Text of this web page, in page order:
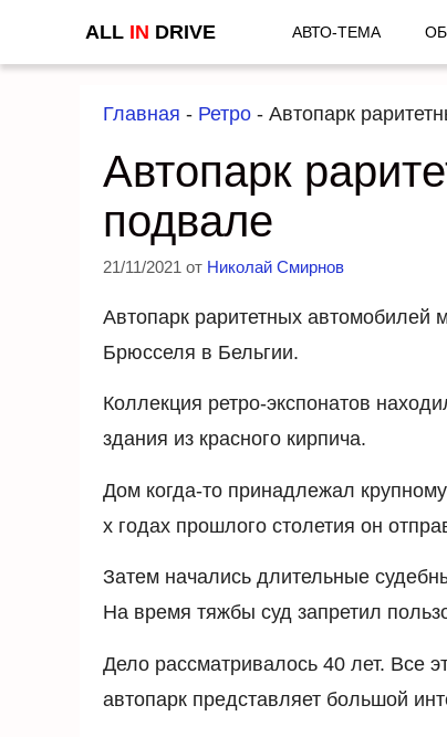
ALL IN DRIVE АВТО-ТЕМА
Главная - Ретро - Автопарк
Автопарк
подвале
21/11/2021 от Николай Смирнов
Автопарк раритетных
Брюсселя в Бельгии.
Коллекция ретро-экспонатов
здания из красного кирпича.
Дом когда-то принадлежал
х годах прошлого столетия он
Затем начались длительные
На время тяжбы суд запретил
Дело рассматривалось 40 лет. Все
автопарк представляет большой